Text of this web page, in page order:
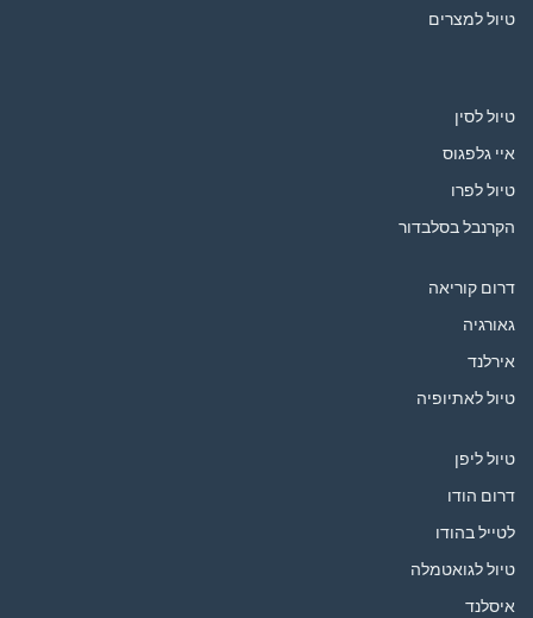
טיול למצרים
טיול לסין
איי גלפגוס
טיול לפרו
הקרנבל בסלבדור
דרום קוריאה
גאורגיה
אירלנד
טיול לאתיופיה
טיול ליפן
דרום הודו
לטייל בהודו
טיול לגואטמלה
איסלנד